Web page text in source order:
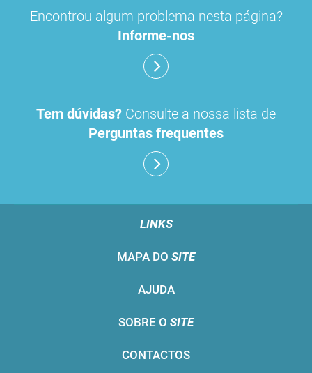
Encontrou algum problema nesta página?
Informe-nos
Tem dúvidas? Consulte a nossa lista de
Perguntas frequentes
LINKS
MAPA DO SITE
AJUDA
SOBRE O SITE
CONTACTOS